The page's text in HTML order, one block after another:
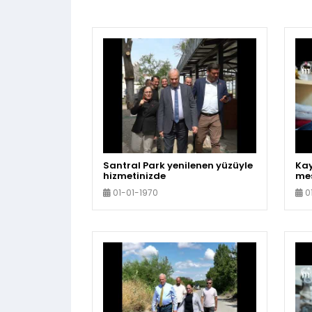
Santral Park yenilenen yüzüyle
hizmetinizde
01-01-1970